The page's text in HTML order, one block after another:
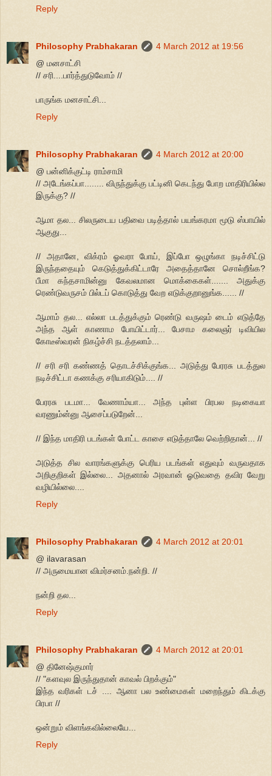
Reply
Philosophy Prabhakaran
4 March 2012 at 19:56
@ மனசாட்சி
// சரி....பார்த்துடுவோம் //
பாருங்க மனசாட்சி...
Reply
Philosophy Prabhakaran
4 March 2012 at 20:00
@ பன்னிக்குட்டி ராம்சாமி
// அடேங்கப்பா........ விருந்துக்கு பட்டினி கெடந்து போற மாதிரியில்ல
இருக்கு? //
ஆமா தல... சிலருடைய பதிவை படித்தால் பயங்கரமா மூடு ஸ்பாயில்
ஆகுது...
// அதானே, விக்ரம் ஓவரா போய், இப்போ ஒழுங்கா நடிச்சிட்டு
இருந்ததையும் கெடுத்துக்கிட்டாரே அதைத்தானே சொல்றீங்க?
பீமா கந்தசாமின்னு கேவலமான மொக்கைகள்....... அதுக்கு
ரெண்டுவருசம் பில்டப் கொடுத்து வேற எடுக்குறானுங்க...... //
ஆமாம் தல... எல்லா படத்துக்கும் ரெண்டு வருஷம் டைம் எடுத்தே
அந்த ஆள் காணாம போயிட்டார்... பேசாம கலைஞர் டிவியில
கோடீஸ்வரன் நிகழ்ச்சி நடத்தலாம்...
// சரி சரி கண்ணத் தொடச்சிக்குங்க... அடுத்து பேரரசு படத்துல
நடிச்சிட்டா கணக்கு சரியாகிடும்.... //
பேரரசு படமா... வேணாம்யா... அந்த புள்ள பிரபல நடிகையா
வரணும்ன்னு ஆசைப்படுறேன்...
// இந்த மாதிரி படங்கள் போட்ட காசை எடுத்தாலே வெற்றிதான்... //
அடுத்த சில வாரங்களுக்கு பெரிய படங்கள் எதுவும் வருவதாக
அறிகுறிகள் இல்லை... அதனால் அரவான் ஓடுவதை தவிர வேறு
வழியில்லை....
Reply
Philosophy Prabhakaran
4 March 2012 at 20:01
@ ilavarasan
// அருமையான விமர்சனம்.நன்றி. //
நன்றி தல...
Reply
Philosophy Prabhakaran
4 March 2012 at 20:01
@ தினேஷ்குமார்
// "களவுல இருந்துதான் காவல் பிறக்கும்"
இந்த வரிகள் டச் .... ஆனா பல உண்மைகள் மறைந்தும் கிடக்கு
பிரபா //
ஒன்றும் விளங்கவில்லையே...
Reply